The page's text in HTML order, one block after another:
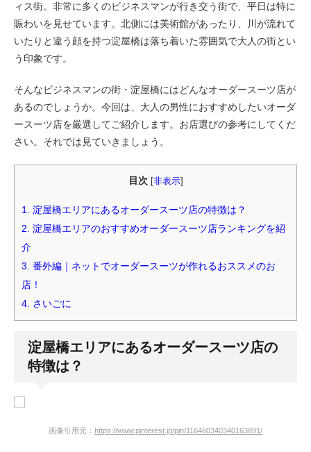
ィス街。非常に多くのビジネスマンが行き交う街で、平日は特に
賑わいを見せています。北側には美術館があったり、川が流れて
いたりと違う顔を持つ淀屋橋は落ち着いた雰囲気で大人の街とい
う印象です。
そんなビジネスマンの街・淀屋橋にはどんなオーダースーツ店が
あるのでしょうか。今回は、大人の男性におすすめしたいオーダ
ースーツ店を厳選してご紹介します。お店選びの参考にしてくだ
さい。それでは見ていきましょう。
目次 非表示]
1. 淀屋橋エリアにあるオーダースーツ店の特徴は？
2. 淀屋橋エリアのおすすめオーダースーツ店ランキングを紹
介
3. 番外編｜ネットでオーダースーツが作れるおススメのお
店！
4. さいごに
淀屋橋エリアにあるオーダースーツ店の
特徴は？
画像引用元： https://www.pinterest.jp/pin/116460340340163891/